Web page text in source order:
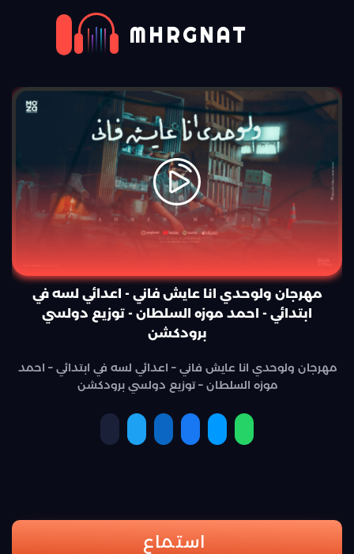
MHRGNAT
مهرجان ولوحدي انا عايش فاني - اعدائي لسه في
ابتدائي - احمد موزه السلطان - توزيع دولسي
برودكشن
مهرجان ولوحدي انا عايش فاني – اعدائي لسه في ابتدائي – احمد
موزه السلطان – توزيع دولسي برودكشن
استماع